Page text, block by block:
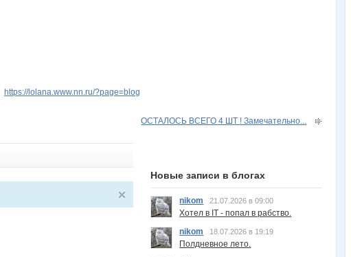
https://lolana.www.nn.ru/?page=blog
ОСТАЛОСЬ ВСЕГО 4 ШТ ! Замечательно...
Новые записи в блогах
nikom 21.07.2026 в 09:00
Хотел в IT - попал в рабство.
nikom
18.07.2026 в 19:19
Полдневное лето.